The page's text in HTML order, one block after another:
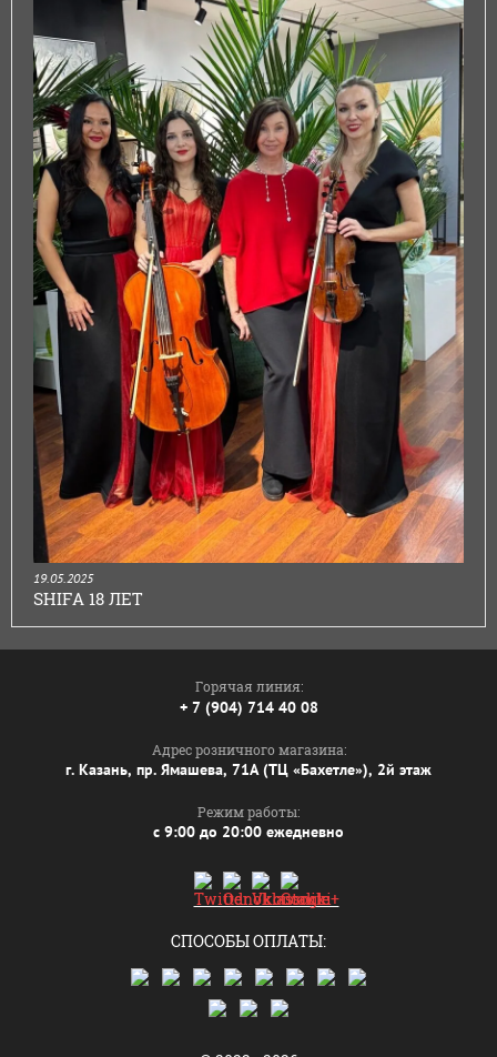
19.05.2025
SHIFA 18 ЛЕТ
Горячая линия:
+ 7 (904) 714 40 08
Адрес розничного магазина:
г. Казань, пр. Ямашева, 71А (ТЦ «Бахетле»), 2й этаж
Режим работы:
с 9:00 до 20:00 ежедневно
СПОСОБЫ ОПЛАТЫ: